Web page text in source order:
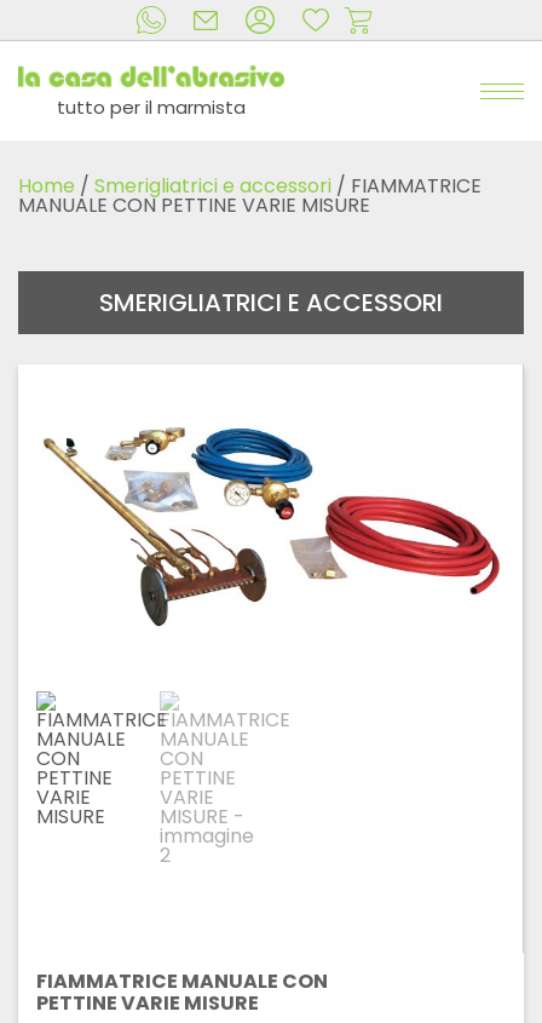
tutto per il marmista
Home / Smerigliatrici e accessori / FIAMMATRICE
MANUALE CON PETTINE VARIE MISURE
SMERIGLIATRICI E ACCESSORI
FIAMMATRICE MANUALE CON
PETTINE VARIE MISURE